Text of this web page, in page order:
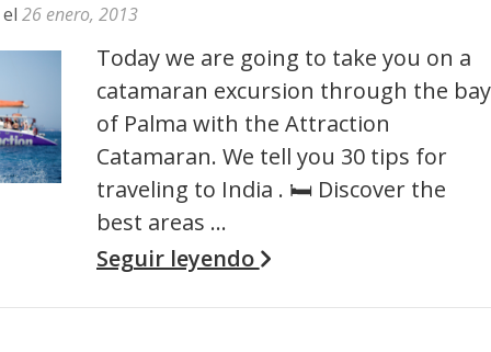
el 26 enero, 2013
Today we are going to take you on a
catamaran excursion through the bay
of Palma with the Attraction
Catamaran. We tell you 30 tips for
traveling to India . 🛏 Discover the
best areas …
Seguir leyendo